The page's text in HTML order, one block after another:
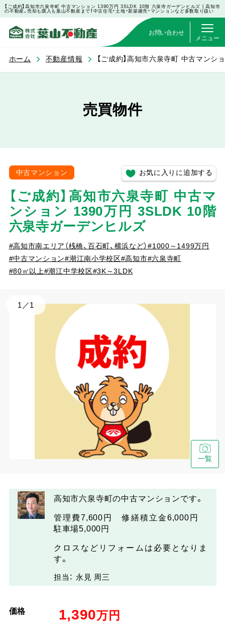
【ご成約】高知市六泉寺町 中古マンション 1390万円 3SLDK 10階 六泉寺ガーデンヒルズ | 高知市
の不動産、売却も購入も葉山不動産まで！中古住宅・土地・新築建売・マンションなど多数取り扱い
お問い合わせ
メニュー
ホーム 不動産情報 【ご成約】高知市六泉寺町 中古マン
売買物件
中古マンション
【ご成約】高知市六泉寺町 中古マ
ンション 1390万円 3SLDK 10階
六泉寺ガーデンヒルズ
#高知市南エリア（桟橋、百石町、横浜など）#1000～1499万円
#中古マンション#潮江南小学校区#高知市#六泉寺町
#80㎡以上#潮江中学校区#3K～3LDK
お気に入りに追加する
1 ／1
一覧
高知市六泉寺町の中古マンションです。
管理費7,600円 修繕積立金6,000円
駐車場5,000円
クロスなどリフォームは必要となりま
す。
担当： 永見 周三
価格 1,390万円